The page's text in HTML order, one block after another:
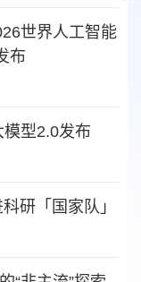
世界人工智能
布
模型2.0发布
研「国家队」